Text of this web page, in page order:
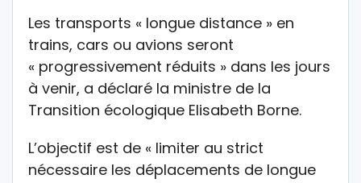
Les transports « longue distance » en
trains, cars ou avions seront
« progressivement réduits » dans les jours
à venir, a déclaré la ministre de la
Transition écologique Elisabeth Borne.
L’objectif est de « limiter au strict
nécessaire les déplacements de longue